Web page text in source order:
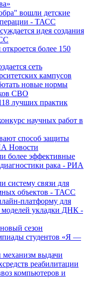
вошли детские
- ТАСС
идея создания
более 150
сеть
кампусов
новые нормы
СВО
лучших практик
научных работ в
способ защиты
Новости
более эффективные
рака - РИА
систему связи для
объектов - ТАСС
платформу для
моделей укладки ДНК -
сезон
студентов «Я —
выдачи
реабилитации
компьютеров и